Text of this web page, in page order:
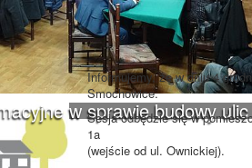
w sprawie budowy
Informujemy, że w dniu 4
Smochowice.
Sesja odbędzie się w
1a
(wejście od ul. Ownickiej).